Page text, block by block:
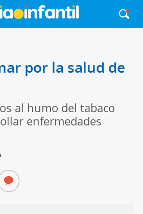
por la salud de
al humo del tabaco
enfermedades